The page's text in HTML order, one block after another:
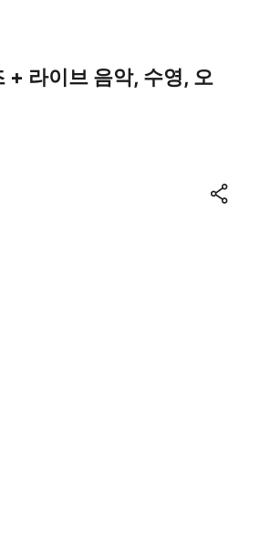
+ 라이브 음악, 수영, 오